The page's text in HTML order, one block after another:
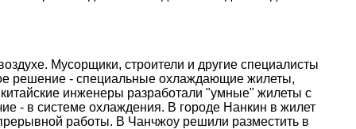
Мусорщики, строители и другие специалисты
решение - специальные охлаждающие жилеты,
инженеры разработали "умные" жилеты с
- в системе охлаждения. В городе Нанкин в жилет
работы. В Чанчжоу решили разместить в